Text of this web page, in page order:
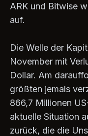
ARK und Bitwise
auf.
Die Welle der
November mit
Dollar. Am
größten jemals
866,7 Millionen
aktuelle Situation
zurück, die die